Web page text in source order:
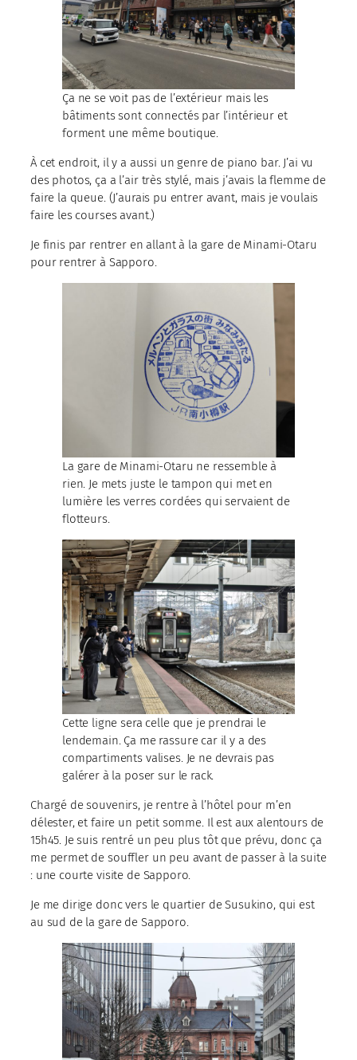
Ça ne se voit pas de l’extérieur mais les
bâtiments sont connectés par l’intérieur et
forment une même boutique.
À cet endroit, il y a aussi un genre de piano bar. J’ai vu
des photos, ça a l’air très stylé, mais j’avais la flemme de
faire la queue. (J’aurais pu entrer avant, mais je voulais
faire les courses avant.)
Je finis par rentrer en allant à la gare de Minami-Otaru
pour rentrer à Sapporo.
La gare de Minami-Otaru ne ressemble à
rien. Je mets juste le tampon qui met en
lumière les verres cordées qui servaient de
flotteurs.
Cette ligne sera celle que je prendrai le
lendemain. Ça me rassure car il y a des
compartiments valises. Je ne devrais pas
galérer à la poser sur le rack.
Chargé de souvenirs, je rentre à l’hôtel pour m’en
délester, et faire un petit somme. Il est aux alentours de
15h45. Je suis rentré un peu plus tôt que prévu, donc ça
me permet de souffler un peu avant de passer à la suite
: une courte visite de Sapporo.
Je me dirige donc vers le quartier de Susukino, qui est
au sud de la gare de Sapporo.